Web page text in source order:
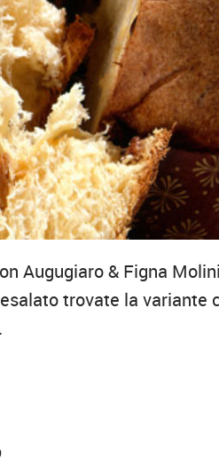
Augugiaro & Figna
trovate la variante